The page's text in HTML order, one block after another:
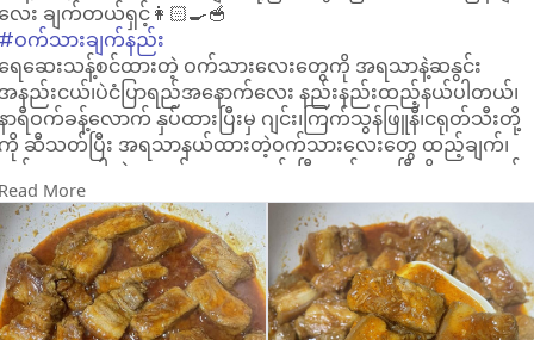
ေး ချက်တယ်ရှင့်👩🏻‍🍳🥣
ဝက်သားချက်နည်း
ေဆေးသန့်စင်ထားတဲ့ ဝက်သားလေးတွေကို အရသာနဲ့ဆနွင်း
နည်းငယ်၊ပဲငံပြာရည်အနောက်လေး နည်းနည်းထည့်နယ်ပါတယ်၊
ာရီဝက်ခန့်လောက် နှပ်ထားပြီးမှ ဂျင်း၊ကြက်သွန်ဖြူနီ၊ငရုတ်သီးတို့
ဆီသတ်ပြီး အရသာနယ်ထားတဲ့ဝက်သားလေးတွေ ထည့်ချက်၊
က်သားမှာပါတဲ့ အရည်လေးတွေခမ်းပြီး တင်းလာပြီဆိုမှ ရေထည့်
ါတယ်၊နူးပြီးဆီပြန်လာပြီဆိုရင်တော့ လွယ်ကူရိုးရှင်းတဲ့ ဝက်သား
ပြန်ချက်လေး ရပါပြီရှင့်👩🏻‍🍳🥣
ဝက်သားဆီပြန်
More